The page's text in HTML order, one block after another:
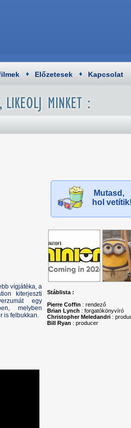
Előzetesek Kapcsolat
vígjátéka, a
kiterjeszti
egy
melyben
is felbukkan.
Mutasd,
hol vetítik!
Stáblista :
Pierre Coffin : rendező
Brian Lynch : forgatókönyvíró
Christopher Meledandri :
Bill Ryan : producer